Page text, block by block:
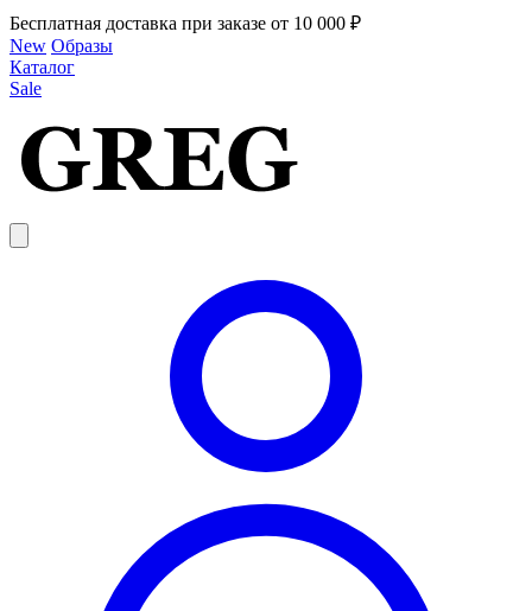
Бесплатная доставка при заказе от 10 000 ₽
New Образы
Каталог
Sale